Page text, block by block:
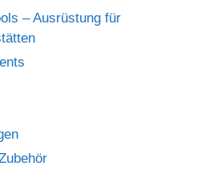
– Ausrüstung für